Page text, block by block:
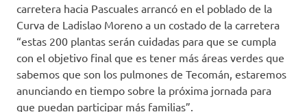
carretera hacia Pascuales arrancó en el poblado de la
Curva de Ladislao Moreno a un costado de la carretera
“estas 200 plantas serán cuidadas para que se cumpla
con el objetivo final que es tener más áreas verdes que
sabemos que son los pulmones de Tecomán, estaremos
anunciando en tiempo sobre la próxima jornada para
que puedan participar más familias”.